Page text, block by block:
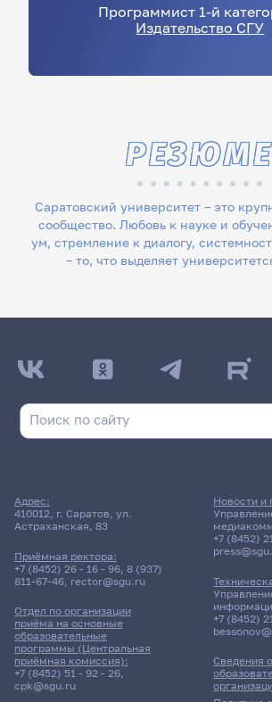
Программист 1-й
Издательство СГУ
Саратовский университет – это
сообщество. Любовь к науке и
ум, стремление к диалогу, системность и трудолюбие
– то, что выделяет
РЕЗЮМЕ
Адрес:
410012, г. Саратов, ул.
Астраханская, 83
Приёмная ректора:
+7 (8452) 26 - 16 - 96, 8 (937)
811-67-46, rector@sgu.ru
Отдел по организации
приёма на основные
образовательные
программы (Центральная
приёмная комиссия):
+7 (8452) 51 - 92 - 26,
cpk@sgu.ru
Сведения
Новости и
+7 (8452)
+7 (8452)